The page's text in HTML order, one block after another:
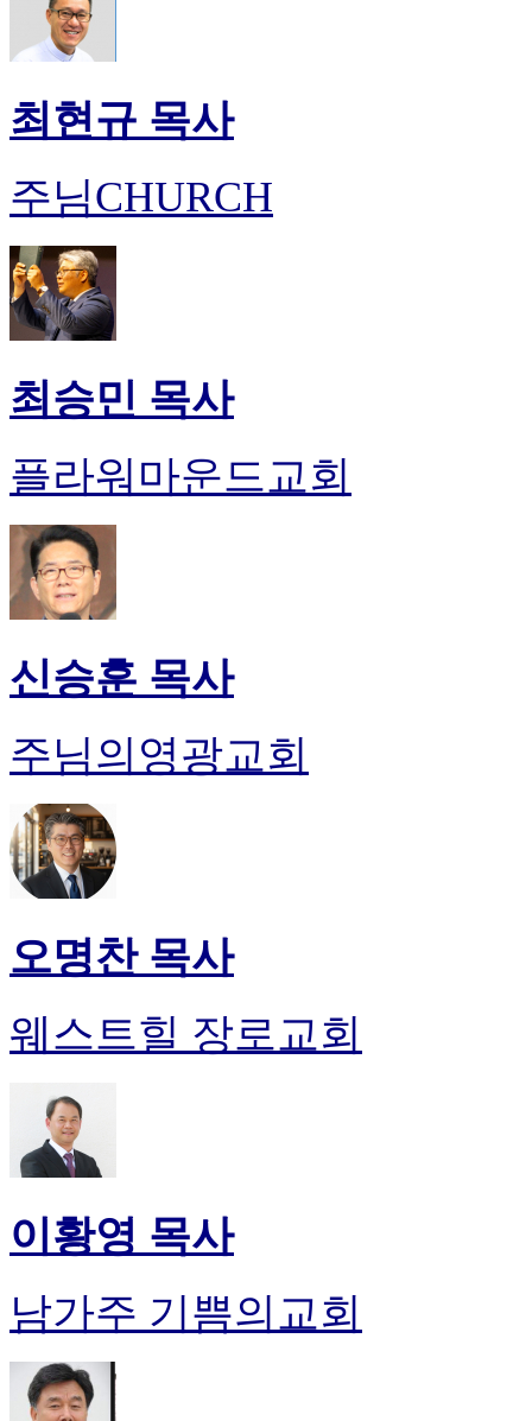
최현규 목사
주님CHURCH
최승민 목사
플라워마운드교회
신승훈 목사
주님의영광교회
오명찬 목사
웨스트힐 장로교회
이황영 목사
남가주 기쁨의교회